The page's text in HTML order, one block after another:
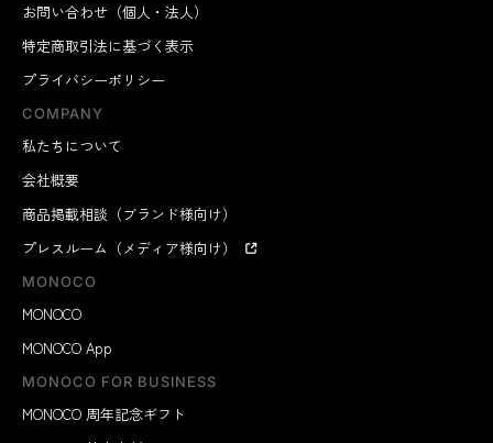
お問い合わせ（個人・法人）
特定商取引法に基づく表示
プライバシーポリシー
COMPANY
私たちについて
会社概要
商品掲載相談（ブランド様向け）
プレスルーム（メディア様向け）
MONOCO
MONOCO
MONOCO App
MONOCO FOR BUSINESS
MONOCO 周年記念ギフト